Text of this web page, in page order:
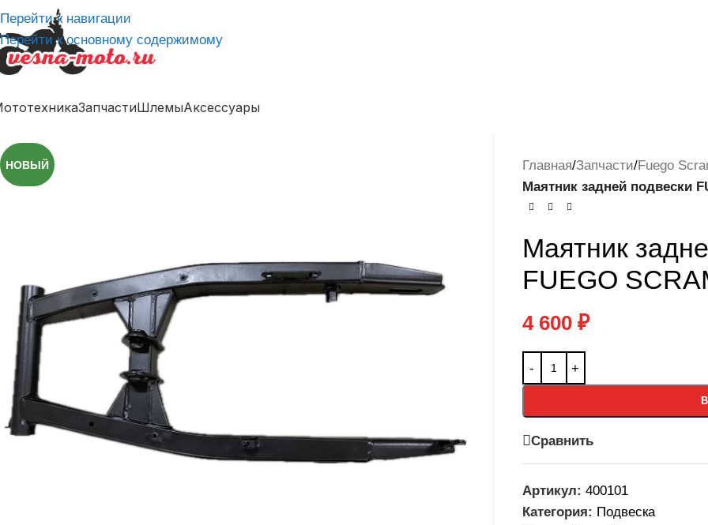
Перейти к навигации
Перейти к основному содержимому
ЗапчастиШлемыАксессуары
НОВЫЙ Главная/Запчасти/Fuego
Маятник задней подвески
Маятник
FUEGO
4 600 ₽
Сравнить
Артикул: 400101
Категория: Подвеска